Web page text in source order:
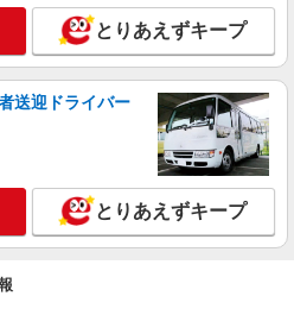
とりあえずキープ
送迎ドライバー
とりあえずキープ